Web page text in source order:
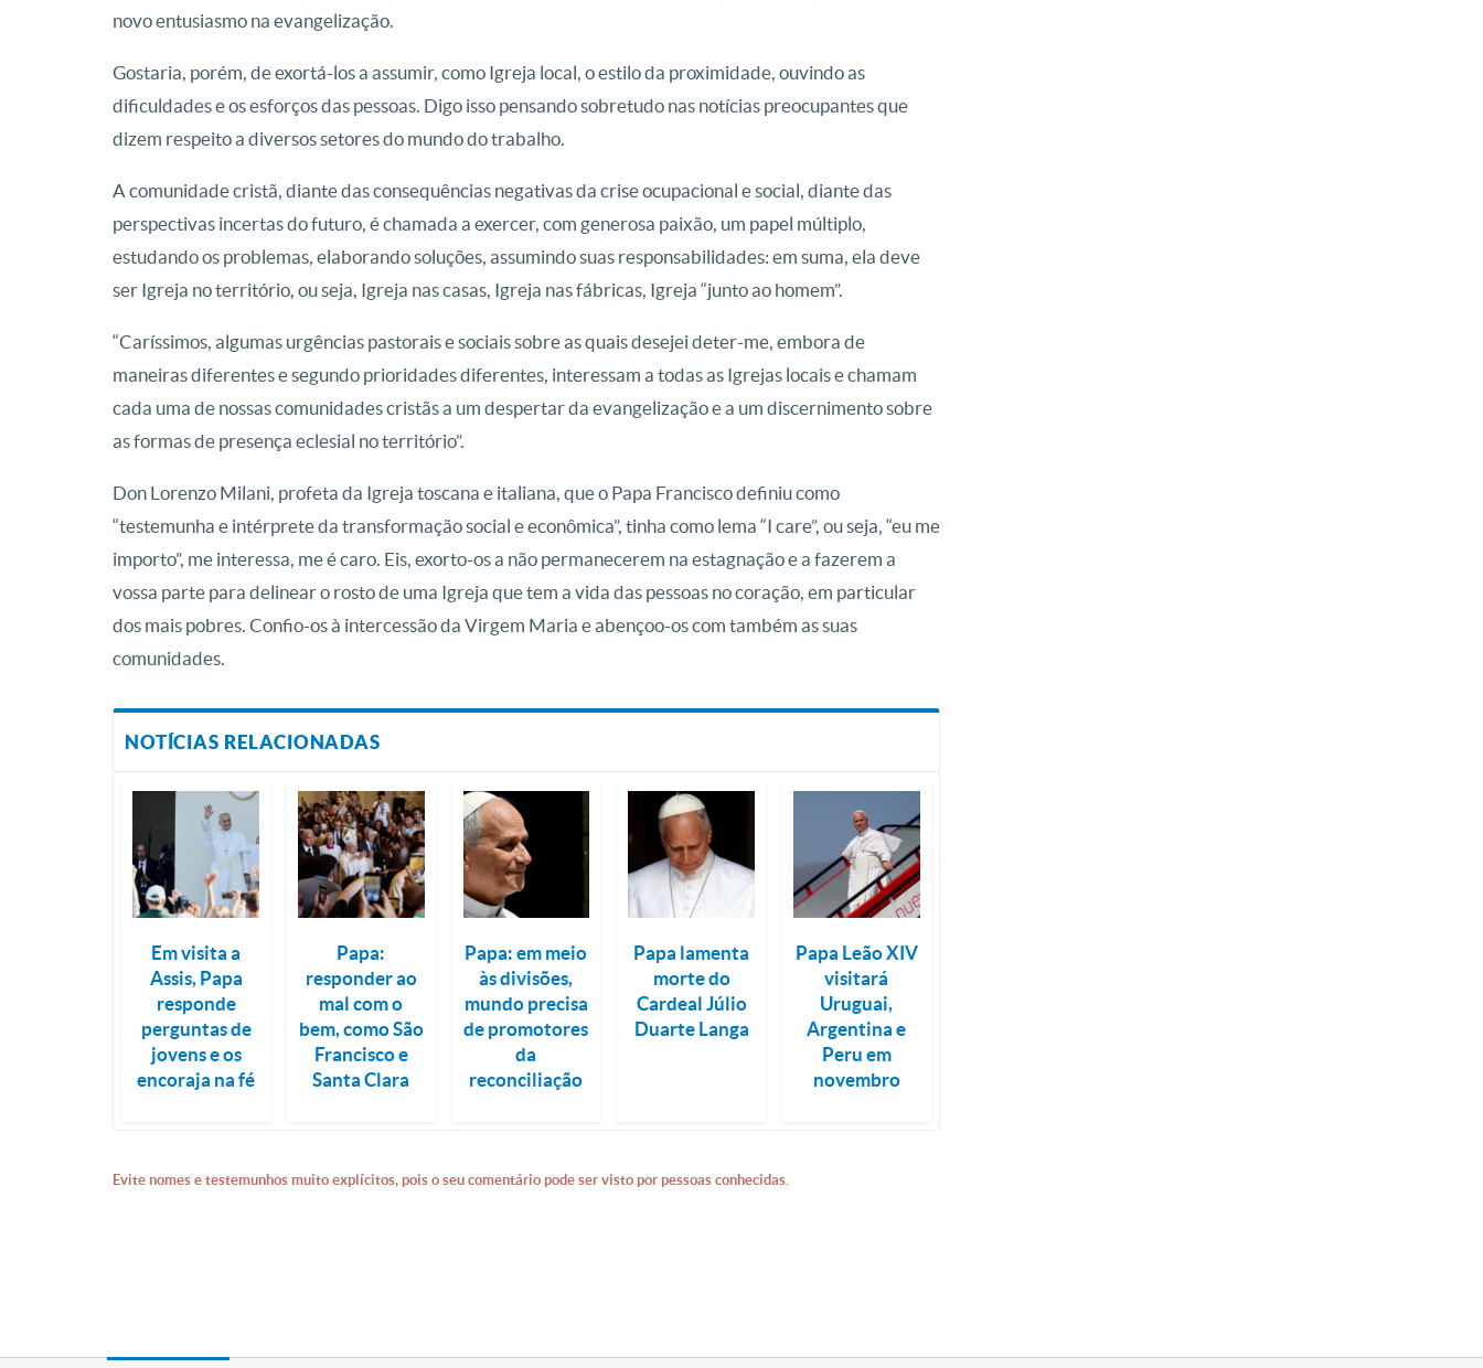
novo entusiasmo na evangelização.
Gostaria, porém, de exortá-los a assumir, como Igreja local, o estilo da proximidade, ouvindo as
dificuldades e os esforços das pessoas. Digo isso pensando sobretudo nas notícias preocupantes que
dizem respeito a diversos setores do mundo do trabalho.
A comunidade cristã, diante das consequências negativas da crise ocupacional e social, diante das
perspectivas incertas do futuro, é chamada a exercer, com generosa paixão, um papel múltiplo,
estudando os problemas, elaborando soluções, assumindo suas responsabilidades: em suma, ela deve
ser Igreja no território, ou seja, Igreja nas casas, Igreja nas fábricas, Igreja “junto ao homem”.
“Caríssimos, algumas urgências pastorais e sociais sobre as quais desejei deter-me, embora de
maneiras diferentes e segundo prioridades diferentes, interessam a todas as Igrejas locais e chamam
cada uma de nossas comunidades cristãs a um despertar da evangelização e a um discernimento sobre
as formas de presença eclesial no território”.
Don Lorenzo Milani, profeta da Igreja toscana e italiana, que o Papa Francisco definiu como
“testemunha e intérprete da transformação social e econômica”, tinha como lema “I care”, ou seja, “eu me
importo”, me interessa, me é caro. Eis, exorto-os a não permanecerem na estagnação e a fazerem a
vossa parte para delinear o rosto de uma Igreja que tem a vida das pessoas no coração, em particular
dos mais pobres. Confio-os à intercessão da Virgem Maria e abençoo-os com também as suas
comunidades.
NOTÍCIAS RELACIONADAS
Em visita a
Assis, Papa
responde
perguntas de
jovens e os
encoraja na fé
Papa:
responder ao
mal com o
bem, como São
Francisco e
Santa Clara
Papa: em meio
às divisões,
mundo precisa
de promotores
da
reconciliação
Papa lamenta
morte do
Cardeal Júlio
Duarte Langa
Papa Leão XIV
visitará
Uruguai,
Argentina e
Peru em
novembro
Evite nomes e testemunhos muito explícitos, pois o seu comentário pode ser visto por pessoas conhecidas.